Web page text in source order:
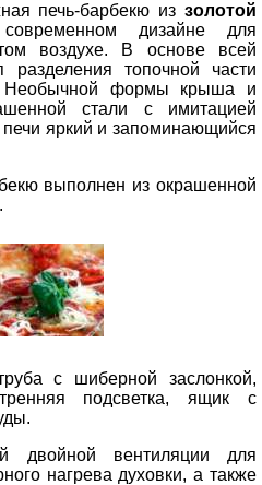
печь-барбекю из золотой
дизайне для
воздухе. В основе всей
разделения топочной части
Необычной формы крыша и
стали с имитацией
яркий и запоминающийся
выполнен из окрашенной
с шиберной заслонкой,
подсветка, ящик с
двойной вентиляции для
нагрева духовки, а также